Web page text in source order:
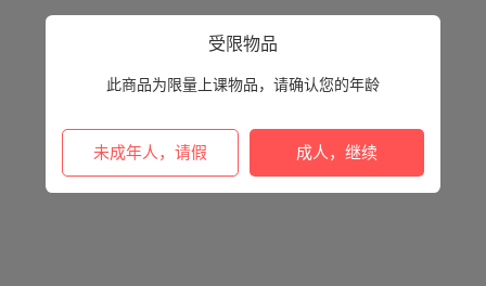
受限物品
此商品为限量上课物品，请确认您的年龄
未成年人，请假 成人，继续